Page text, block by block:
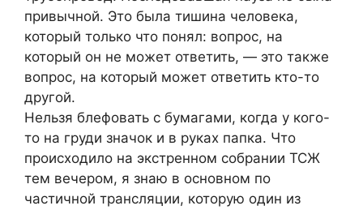
привычной. Это была тишина человека,
который только что понял: вопрос, на
который он не может ответить, — это также
вопрос, на который может ответить кто-то
другой.
Нельзя блефовать с бумагами, когда у кого-
то на груди значок и в руках папка. Что
происходило на экстренном собрании ТСЖ
тем вечером, я знаю в основном по
частичной трансляции, которую один из